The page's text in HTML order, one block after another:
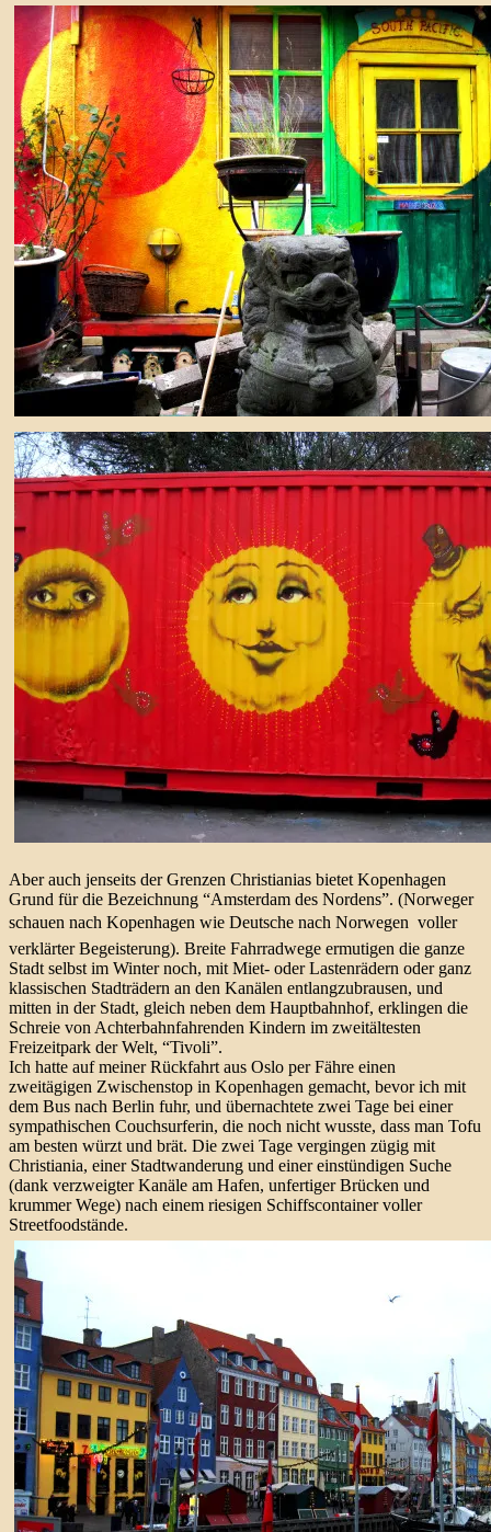
Aber auch jenseits der Grenzen Christianias bietet Kopenhagen
Grund für die Bezeichnung “Amsterdam des Nordens”. (Norweger
schauen nach Kopenhagen wie Deutsche nach Norwegen  voller
verklärter Begeisterung). Breite Fahrradwege ermutigen die ganze
Stadt selbst im Winter noch, mit Miet- oder Lastenrädern oder ganz
klassischen Stadträdern an den Kanälen entlangzubrausen, und
mitten in der Stadt, gleich neben dem Hauptbahnhof, erklingen die
Schreie von Achterbahnfahrenden Kindern im zweitältesten
Freizeitpark der Welt, “Tivoli”.
Ich hatte auf meiner Rückfahrt aus Oslo per Fähre einen
zweitägigen Zwischenstop in Kopenhagen gemacht, bevor ich mit
dem Bus nach Berlin fuhr, und übernachtete zwei Tage bei einer
sympathischen Couchsurferin, die noch nicht wusste, dass man Tofu
am besten würzt und brät. Die zwei Tage vergingen zügig mit
Christiania, einer Stadtwanderung und einer einstündigen Suche
(dank verzweigter Kanäle am Hafen, unfertiger Brücken und
krummer Wege) nach einem riesigen Schiffscontainer voller
Streetfoodstände.